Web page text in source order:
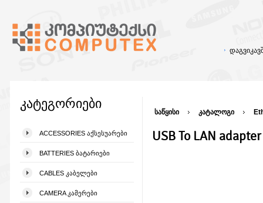
კატეგორიები
ACCESSORIES ᲐᲥᲡᲔᲡᲣᲐᲠᲔᲑᲘ
BATTERIES ᲑᲐᲢᲐᲠᲘᲔᲑᲘ
CABLES ᲙᲐᲑᲔᲚᲔᲑᲘ
CAMERA ᲙᲐᲛᲔᲠᲔᲑᲘ
საწყისი კატალოგი
USB To LAN